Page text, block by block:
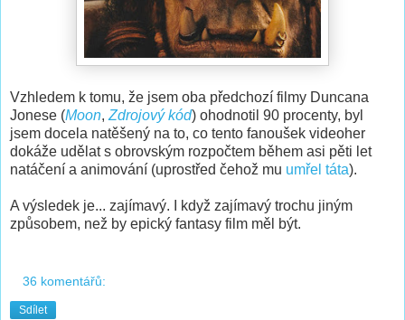
Vzhledem k tomu, že jsem oba předchozí filmy Duncana
Jonese (Moon, Zdrojový kód) ohodnotil 90 procenty, byl
jsem docela natěšený na to, co tento fanoušek videoher
dokáže udělat s obrovským rozpočtem během asi pěti let
natáčení a animování (uprostřed čehož mu umřel táta).
A výsledek je... zajímavý. I když zajímavý trochu jiným
způsobem, než by epický fantasy film měl být.
36 komentářů:
Sdílet